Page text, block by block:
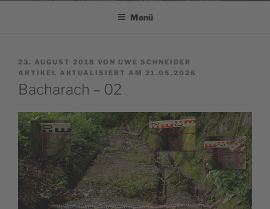
Menü
VERÖFFENTLICHT
AM
23. AUGUST 2018 VON UWE SCHNEIDER
ARTIKEL AKTUALISIERT AM 21.05.2026
Bacharach – 02